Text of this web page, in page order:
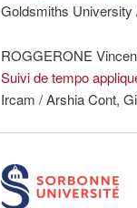
Goldsmiths
ROGGERONE
Suivi de tempo
Ircam / Arshia Cont,